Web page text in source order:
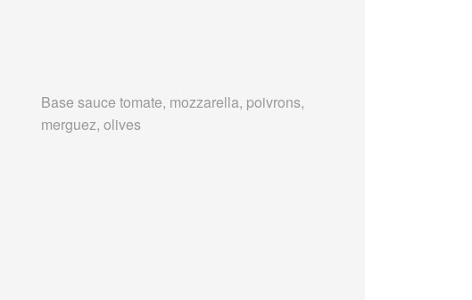
Base sauce tomate, mozzarella, poivrons,
merguez, olives